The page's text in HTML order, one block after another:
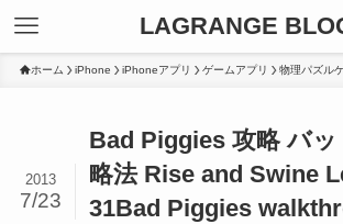
LAGRANGE
ホーム iPhone iPhoneアプリ ゲームアプリ 物理パズル
Bad Piggies 攻略 バ
略法 Rise and Swine
31Bad Piggies
2013
7/23